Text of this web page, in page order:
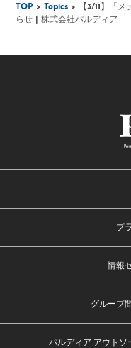
TOP >Topics > 【3/11】「
らせ | 株式会社パルディア
プ
情報
グループ
パルディア アウト